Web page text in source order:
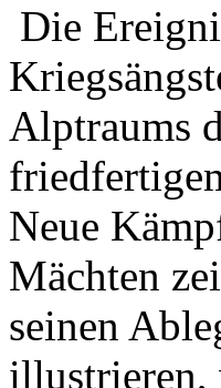
Die
Alptraums
Neue
Mächten
seinen
illustrieren,